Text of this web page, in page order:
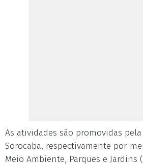
As atividades são promovidas
Sorocaba, respectivamente por
Meio Ambiente, Parques e Jardins